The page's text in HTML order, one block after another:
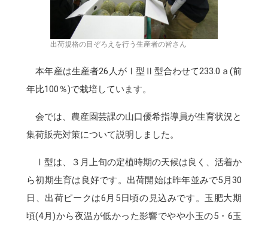
出荷規格の目ぞろえを行う生産者の皆さん
本年産は生産者26人がⅠ型Ⅱ型合わせて233.0ａ(前
年比100％)で栽培しています。
会では、農産園芸課の山口優希指導員が生育状況と
集荷販売対策について説明しました。
Ⅰ型は、３月上旬の定植時期の天候は良く、活着か
ら初期生育は良好です。出荷開始は昨年並みで5月30
日、出荷ピークは6月5日頃の見込みです。玉肥大期
頃(4月)から夜温が低かった影響でやや小玉の5・6玉